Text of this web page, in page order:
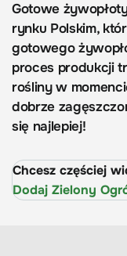
Gotowe
rynku Polskim,
gotowego
proces produkcji
rośliny w
dobrze
się najlepiej!
Chcesz częściej
Dodaj Zielony